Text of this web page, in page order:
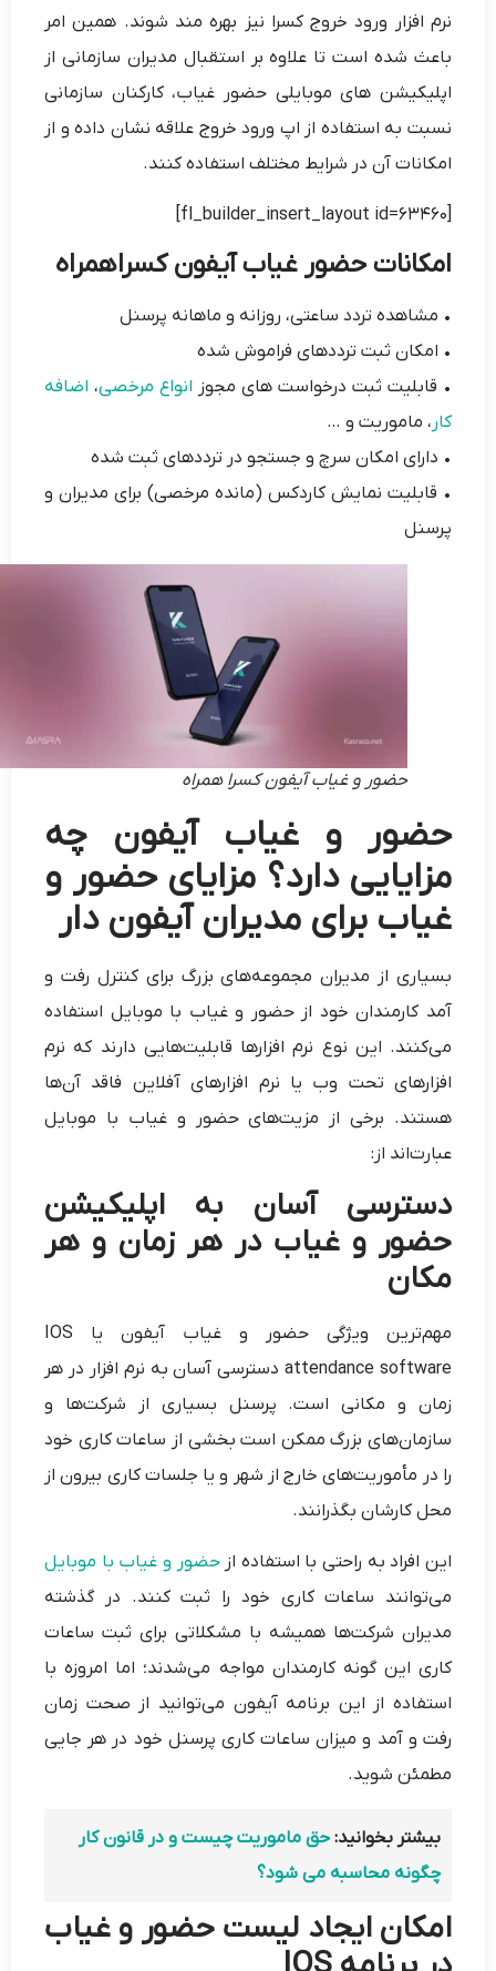
نرم افزار ورود خروج کسرا نیز بهره مند شوند. همین امر
باعث شده است تا علاوه بر استقبال مدیران سازمانی از
اپلیکیشن های موبایلی حضور غیاب، کارکنان سازمانی
نسبت به استفاده از اپ ورود خروج علاقه نشان داده و از
امکانات آن در شرایط مختلف استفاده کنند.
[fl_builder_insert_layout id=63460]
امکانات حضور غیاب آیفون کسراهمراه
• مشاهده تردد ساعتی، روزانه و ماهانه پرسنل
• امکان ثبت ترددهای فراموش شده
• قابلیت ثبت درخواست های مجوز انواع مرخصی، اضافه
کار ، ماموریت و …
• دارای امکان سرچ و جستجو در ترددهای ثبت شده
• قابلیت نمایش کاردکس (مانده مرخصی) برای مدیران و
پرسنل
حضور و غیاب آیفون کسرا همراه
حضور و غیاب آیفون چه
مزایایی دارد؟ مزایای حضور و
غیاب برای مدیران آیفون دار
بسیاری از مدیران مجموعه‌های بزرگ برای کنترل رفت و
آمد کارمندان خود از حضور و غیاب با موبایل استفاده
می‌کنند. این نوع نرم افزارها قابلیت‌هایی دارند که نرم
افزارهای تحت وب یا نرم افزارهای آفلاین فاقد آن‌ها
هستند. برخی از مزیت‌های حضور و غیاب با موبایل
عبارت‌اند از:
دسترسی آسان به اپلیکیشن
حضور و غیاب در هر زمان و هر
مکان
مهم‌ترین ویژگی حضور و غیاب آیفون یا IOS
attendance software دسترسی آسان به نرم افزار در هر
زمان و مکانی است. پرسنل بسیاری از شرکت‌ها و
سازمان‌های بزرگ ممکن است بخشی از ساعات کاری خود
را در مأموریت‌های خارج از شهر و یا جلسات کاری بیرون از
محل کارشان بگذرانند.
این افراد به راحتی با استفاده ازحضور و غیاب با موبایل
می‌توانند ساعات کاری خود را ثبت کنند. در گذشته
مدیران شرکت‌ها همیشه با مشکلاتی برای ثبت ساعات
کاری این گونه کارمندان مواجه می‌شدند؛ اما امروزه با
استفاده از این برنامه آیفون می‌توانید از صحت زمان
رفت و آمد و میزان ساعات کاری پرسنل خود در هر جایی
مطمئن شوید.
بیشتر بخوانید:حق ماموریت چیست و در قانون کار
چگونه محاسبه می شود؟
امکان ایجاد لیست حضور و غیاب